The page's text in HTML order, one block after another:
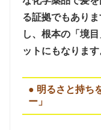
る証拠でもあり
し、根本の「境
ットにもなります
● 明るさと持ち
ー」